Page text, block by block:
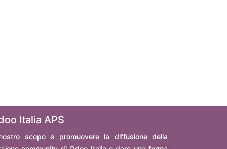
Italia APS
scopo è promuovere la diffusione della